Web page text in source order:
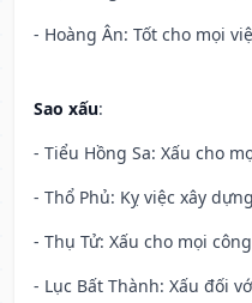
- Hoàng Ân: Tốt cho mọi
Sao xấu:
- Tiểu Hồng Sa: Xấu cho
- Thổ Phủ: Kỵ việc xây
- Thụ Tử: Xấu cho mọi
- Lục Bất Thành: Xấu đối